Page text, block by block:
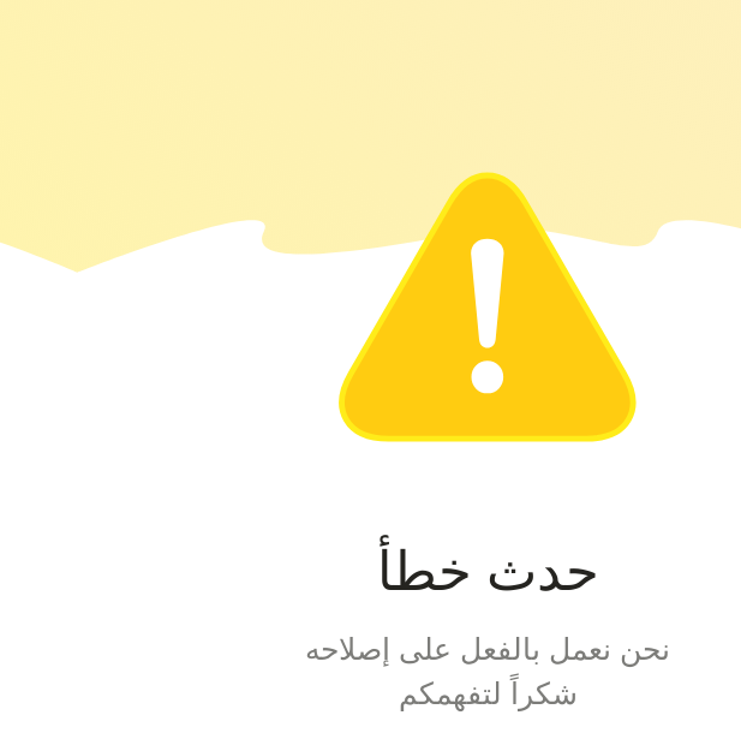
حدث خطأ
نحن نعمل بالفعل على إصلاحه
شكراً لتفهمكم